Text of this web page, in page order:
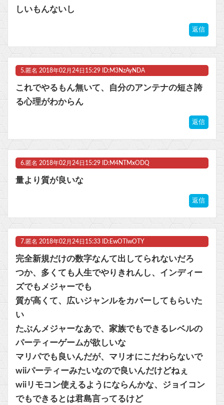
しいもんないし
返信
5. 匿名 2018年02月24日15:29 ID:M3NzAyNDA
これでやるもん無いて、自分のアンテナの短さ誇
る心理がわからん
返信
6. 匿名 2018年02月24日15:29 ID:M4NTMxODQ
量より質が良いな
返信
7. 匿名 2018年02月24日15:33 ID:EwOTIwOTY
完全新規だけの数字なんて出してられないだろ
つか、多くても人生でやりきれんし、インディー
ズでもメジャーでも
質が高くて、広いジャンルをカバーしてもらいた
い
たぶんメジャーなあで、家族でもできるレベルの
パーティーゲームが欲しいな
マリパでも良いんだが、マリオにこだわらないで
wiiパーティーみたいなので良いんだけどねぇ
wiiリモコン使えるようにならんかな、ジョイコン
でもできるとは君島言ってるけど